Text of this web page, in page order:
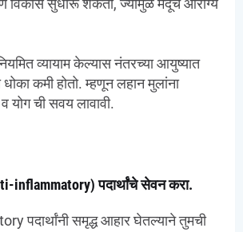
विकास सुधारू शकतो, ज्यामुळे मेंदूचे आरोग्य
व्यायाम केल्यास नंतरच्या आयुष्यात
धोका कमी होतो. म्हणून लहान मुलांना
योग ची सवय लावावी.
inflammatory) पदार्थांचे सेवन करा.
पदार्थांनी समृद्ध आहार घेतल्याने तुमची